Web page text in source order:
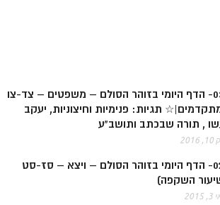
032- הדף היומי בזוהר הסולם – משפטים – צד-צו
תגיות: פנימיות וחיצוניות, יעקב
, תורה שבכתב ותושב"ע
023- הדף היומי בזוהר הסולם – ויצא – סז-סט
השקפה)